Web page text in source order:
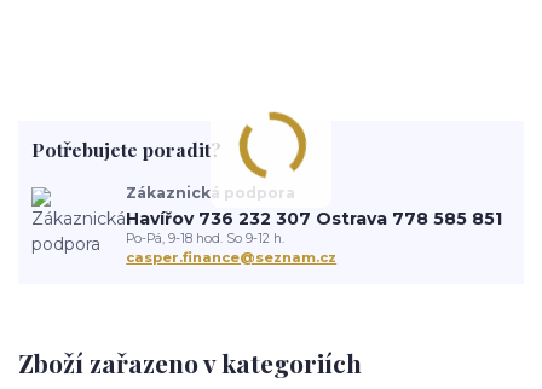
Zboží zařazeno v kategoriích
Potřebujete poradit?
Zákaznická podpora
Havířov 736 232 307 Ostrava 778 585 851
Po-Pá, 9-18 hod. So 9-12 h.
casper.finance@seznam.cz